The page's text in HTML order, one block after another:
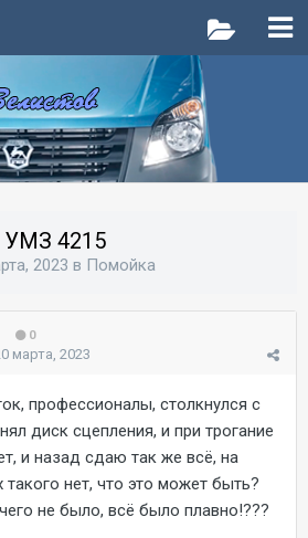
УМЗ 4215
2023 в Помойка
0
марта, 2023
профессионалы, столкнулся с
диск сцепления, и при трогание
и назад сдаю так же всё, на
нет, что это может быть?
не было, всё было плавно!???